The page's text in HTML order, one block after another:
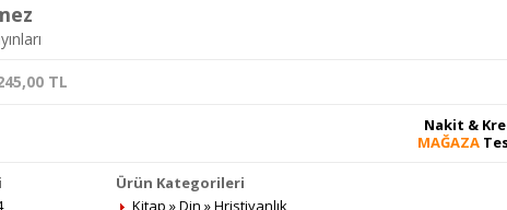
TL
Nakit &
MAĞAZA
Ürün Kategorileri
Kitap »Din »Hristiyanlık